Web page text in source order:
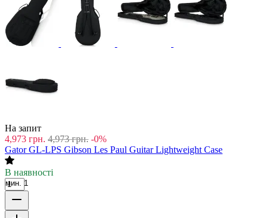
На запит
4,973 грн. 4,973 грн. -0%
Gator GL-LPS Gibson Les Paul Guitar Lightweight Case
В наявності
мин. 1